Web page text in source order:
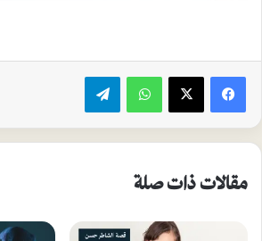
واتسابتيلقرام
مقالات ذات صلة